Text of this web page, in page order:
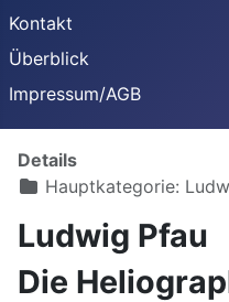
Kontakt
Überblick
Impressum/AGB
Details
Hauptkategorie:
Ludwig Pfau
Die